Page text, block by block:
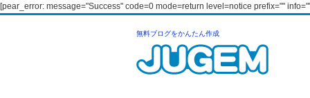
[pear_error: message="Success" code=0 mode=return level=notice prefix=""
無料ブログをかんたん作成